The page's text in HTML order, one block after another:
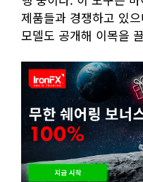
제품들과 경쟁하고 있
모델도 공개해 이목을